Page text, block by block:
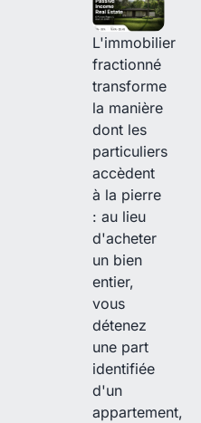
L'immobilier
fractionné
transforme
la manière
dont les
particuliers
accèdent
à la pierre
: au lieu
d'acheter
un bien
entier,
vous
détenez
une part
identifiée
d'un
appartement,